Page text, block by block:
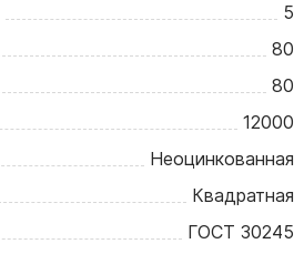
5
80
80
12000
Неоцинкованная
Квадратная
ГОСТ 30245